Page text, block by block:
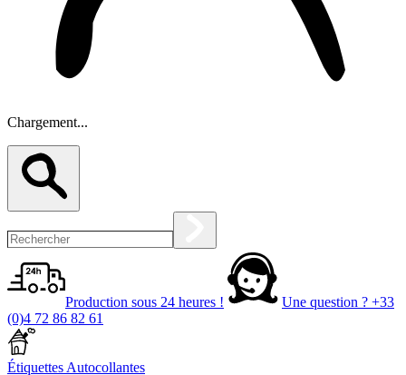
Chargement...
Production sous 24 heures ! Une question ? +33
(0)4 72 86 82 61
Étiquettes Autocollantes